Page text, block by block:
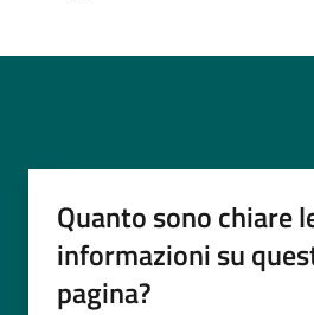
Quanto sono chiare
informazioni su
pagina?